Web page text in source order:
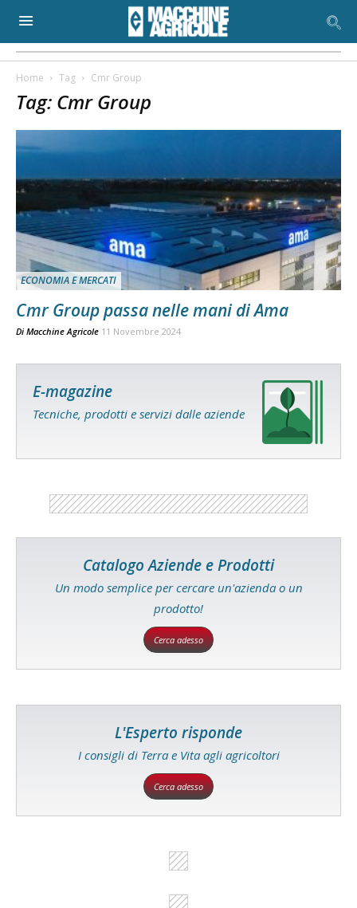
Home Tag Cmr Group
Tag: Cmr Group
ECONOMIA E MERCATI
Cmr Group passa nelle mani di Ama
Di Macchine Agricole 11 Novembre 2024
E-magazine
Tecniche, prodotti e servizi dalle aziende
Catalogo Aziende e Prodotti
Un modo semplice per cercare un'azienda o un
prodotto!
Cerca adesso
L'Esperto risponde
I consigli di Terra e Vita agli agricoltori
Cerca adesso